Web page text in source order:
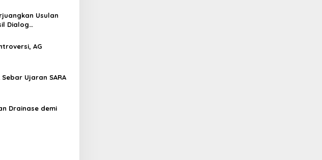
Usulan
Dialog
AG
Ujaran SARA
Drainase demi